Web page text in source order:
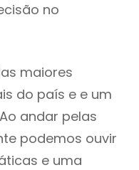
no
maiores
do país e e um
andar pelas
podemos ouvir
e uma